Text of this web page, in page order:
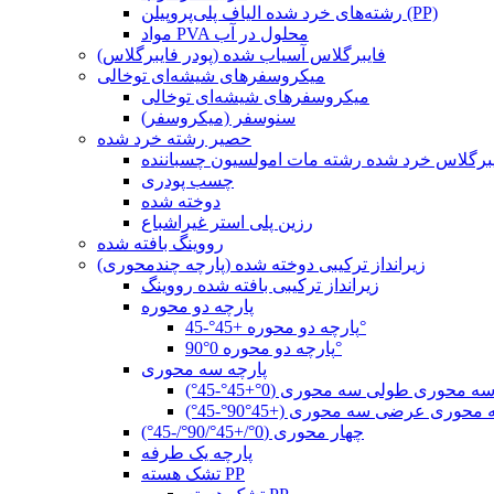
رشته‌های خرد شده الیاف پلی‌پروپیلن (PP)
مواد PVA محلول در آب
فایبرگلاس آسیاب شده (پودر فایبرگلاس)
میکروسفرهای شیشه‌ای توخالی
میکروسفرهای شیشه‌ای توخالی
سنوسفر (میکروسفر)
حصیر رشته خرد شده
خرد شده رشته مات امولسیون چسباننده
چسب پودری
دوخته شده
رزین پلی استر غیراشباع
رووینگ بافته شده
زیرانداز ترکیبی دوخته شده (پارچه چندمحوری)
زیرانداز ترکیبی بافته شده رووینگ
پارچه دو محوره
پارچه دو محوره +45°-45°
پارچه دو محوره 0°90°
پارچه سه محوری
محوری طولی سه محوری (0°+45°-45°)
عرضی سه محوری (+45°90°-45°)
چهار محوری (0°/+45°/90°/-45°)
پارچه یک طرفه
تشک هسته PP